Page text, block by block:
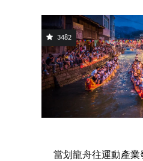
3482
當划龍舟往運動產業